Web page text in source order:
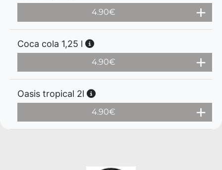
4.90€
Coca cola 1,25 l
4.90€
Oasis tropical 2l
4.90€